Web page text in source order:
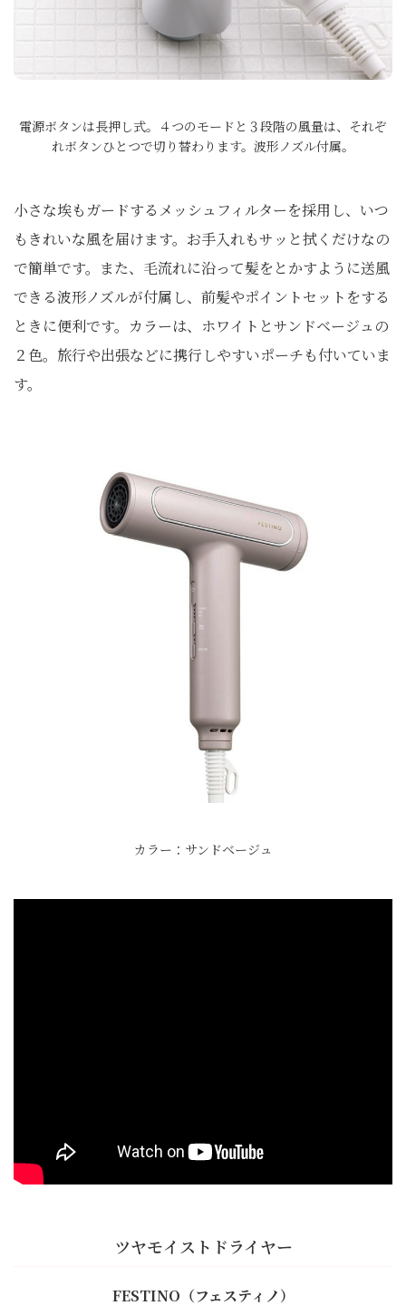
電源ボタンは長押し式。４つのモードと３段階の風量は、それぞ
れボタンひとつで切り替わります。波形ノズル付属。
小さな埃もガードするメッシュフィルターを採用し、いつ
もきれいな風を届けます。お手入れもサッと拭くだけなの
で簡単です。また、毛流れに沿って髪をとかすように送風
できる波形ノズルが付属し、前髪やポイントセットをする
ときに便利です。カラーは、ホワイトとサンドベージュの
２色。旅行や出張などに携行しやすいポーチも付いていま
す。
カラー：サンドベージュ
ツヤモイストドライヤー
FESTINO（フェスティノ）